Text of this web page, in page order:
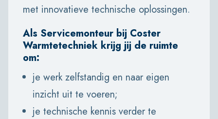
met innovatieve technische oplossingen.
Als Servicemonteur bij Coster
Warmtetechniek krijg jij de ruimte
om:
je werk zelfstandig en naar eigen
inzicht uit te voeren;
je technische kennis verder te